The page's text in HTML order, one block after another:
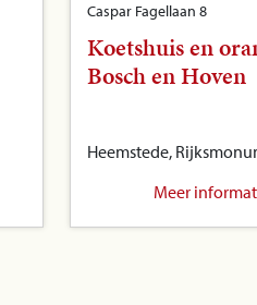
Caspar Fagellaan 8
Koetshuis en
Bosch en Hoven
Heemstede,
Meer